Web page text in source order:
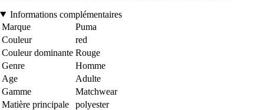
Informations complémentaires
Marque
Puma
Couleur
red
Couleur dominante Rouge
Genre
Homme
Age
Adulte
Gamme
Matchwear
Matière principale
polyester